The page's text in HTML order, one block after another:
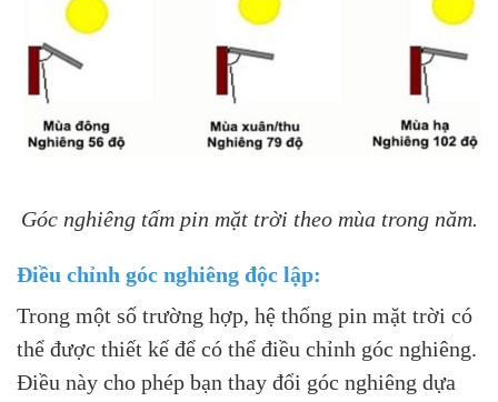
Góc nghiêng tấm pin mặt trời theo mùa trong năm.
Điều chỉnh góc nghiêng độc lập:
Trong một số trường hợp, hệ thống pin mặt trời có
thể được thiết kế để có thể điều chỉnh góc nghiêng.
Điều này cho phép bạn thay đổi góc nghiêng dựa